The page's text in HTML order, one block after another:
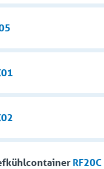
RF20C